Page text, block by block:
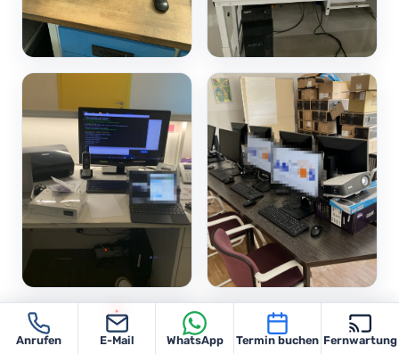
Anrufen E-Mail WhatsApp Termin buchen Fernwartung